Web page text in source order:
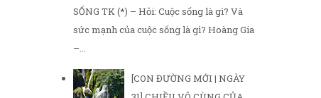
SỐNG TK (*) – Hỏi: Cuộc sống là gì? Và
sức mạnh của cuộc sống là gì? Hoàng Gia
–...
[CON ĐƯỜNG MỚI | NGÀY